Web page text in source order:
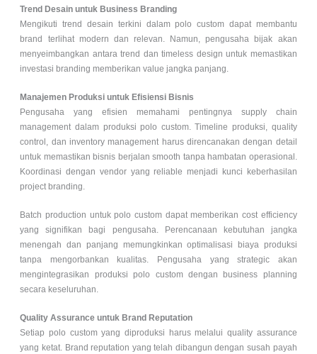
Trend Desain untuk Business Branding
Mengikuti trend desain terkini dalam polo custom dapat membantu
brand terlihat modern dan relevan. Namun, pengusaha bijak akan
menyeimbangkan antara trend dan timeless design untuk memastikan
investasi branding memberikan value jangka panjang.
Manajemen Produksi untuk Efisiensi Bisnis
Pengusaha yang efisien memahami pentingnya supply chain
management dalam produksipolo custom. Timeline produksi, quality
control, dan inventory management harus direncanakan dengan detail
untuk memastikan bisnis berjalan smooth tanpa hambatan operasional.
Koordinasi dengan vendor yang reliable menjadi kunci keberhasilan
project branding.
Batch production untukpolo custom dapat memberikan cost efficiency
yang signifikan bagi pengusaha. Perencanaan kebutuhan jangka
menengah dan panjang memungkinkan optimalisasi biaya produksi
tanpa mengorbankan kualitas. Pengusaha yang strategic akan
mengintegrasikan produksi polo custom dengan business planning
secara keseluruhan.
Quality Assurance untuk Brand Reputation
Setiap polo custom yang diproduksi harus melalui quality assurance
yang ketat. Brand reputation yang telah dibangun dengan susah payah